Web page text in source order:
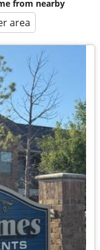
from nearby
area